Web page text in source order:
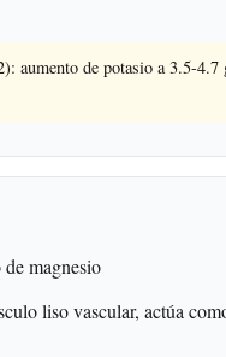
aumento de potasio a 3.5-
magnesio
liso vascular, actúa